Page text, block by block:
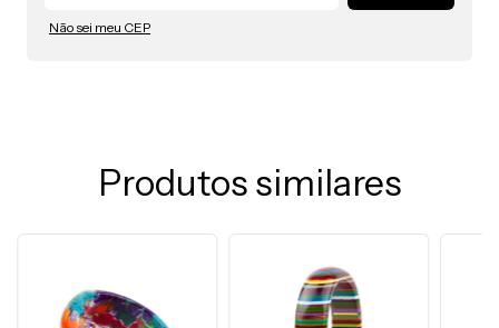
Não sei meu CEP
Produtos similares